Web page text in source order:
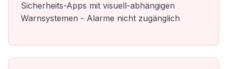
Sicherheits-Apps mit visuell-abhängigen
Warnsystemen - Alarme nicht zugänglich